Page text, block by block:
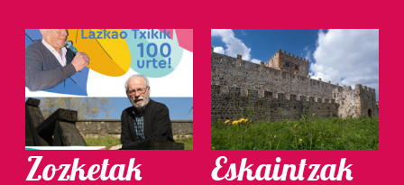
Zozketak Eskaintzak